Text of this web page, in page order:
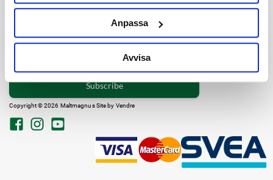
Anpassa
Avvisa
Data Protection Policy
Subscribe
Copyright © 2026 Maltmagnus Site by Vendre